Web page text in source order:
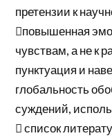
претензии к
повышенная
чувствам, а не к
пунктуация и
глобальность
суждений,
 список